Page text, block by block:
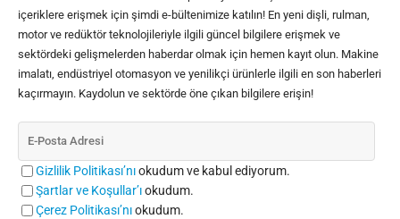
içeriklere erişmek için şimdi e-bültenimize katılın! En yeni dişli, rulman,
motor ve redüktör teknolojileriyle ilgili güncel bilgilere erişmek ve
sektördeki gelişmelerden haberdar olmak için hemen kayıt olun. Makine
imalatı, endüstriyel otomasyon ve yenilikçi ürünlerle ilgili en son haberleri
kaçırmayın. Kaydolun ve sektörde öne çıkan bilgilere erişin!
Gizlilik Politikası’nıokudum ve kabul ediyorum.
Şartlar ve Koşullar’ıokudum.
Çerez Politikası’nıokudum.